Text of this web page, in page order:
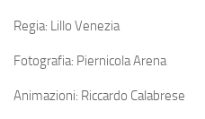
Regia: Lillo Venezia
Fotografia: Piernicola Arena
Animazioni: Riccardo Calabrese